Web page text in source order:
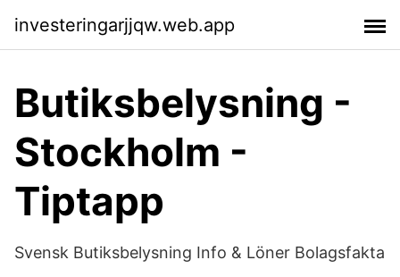
investeringarjjqw.web.app
Butiksbelysning -
Stockholm -
Tiptapp
Svensk Butiksbelysning Info & Löner Bolagsfakta